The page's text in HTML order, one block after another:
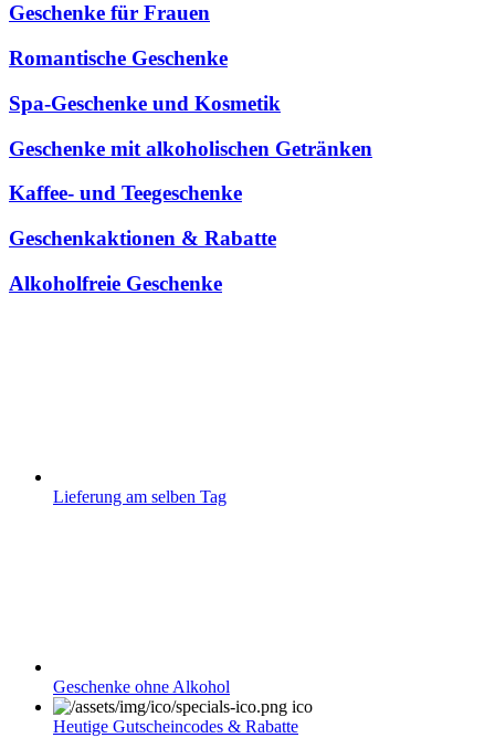
Geschenke für Frauen
Romantische Geschenke
Spa-Geschenke und Kosmetik
Geschenke mit alkoholischen Getränken
Kaffee- und Teegeschenke
Geschenkaktionen & Rabatte
Alkoholfreie Geschenke
Lieferung am selben Tag
Geschenke ohne Alkohol
Heutige Gutscheincodes & Rabatte